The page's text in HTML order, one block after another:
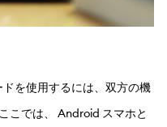
を使用するには、双方の機
こでは、 Android スマホと